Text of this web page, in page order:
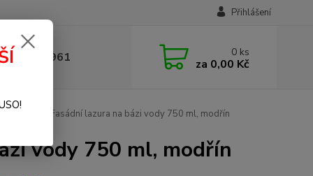
Přihlášení
441 961 0 ks
za 0,00 Kč
& Fasádní lazura na bázi vody 750 ml, modřín
vody 750 ml, modřín